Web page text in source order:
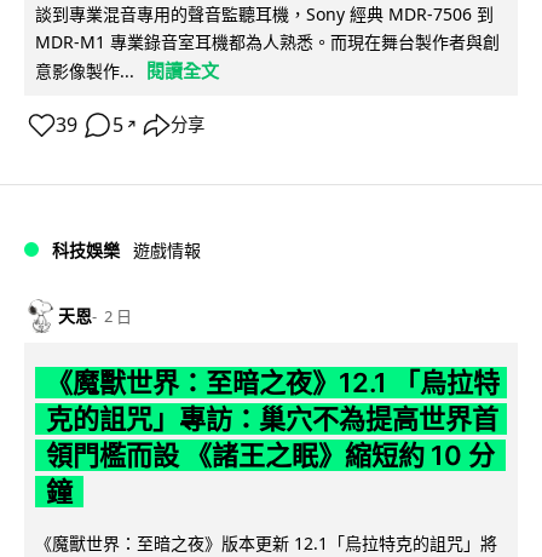
談到專業混音專用的聲音監聽耳機，Sony 經典 MDR-7506 到
MDR-M1 專業錄音室耳機都為人熟悉。而現在舞台製作者與創
意影像製作...
閱讀全文
39 5 ↗ 分享
科技娛樂 遊戲情報
天恩 2 日
《魔獸世界：至暗之夜》12.1 「烏拉特
克的詛咒」專訪：巢穴不為提高世界首
領門檻而設 《諸王之眠》縮短約 10 分
鐘
《魔獸世界：至暗之夜》版本更新 12.1「烏拉特克的詛咒」將